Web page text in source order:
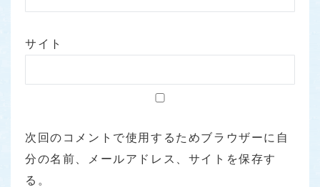
サイト
次回のコメントで使用するためブラウザーに自
分の名前、メールアドレス、サイトを保存す
る。